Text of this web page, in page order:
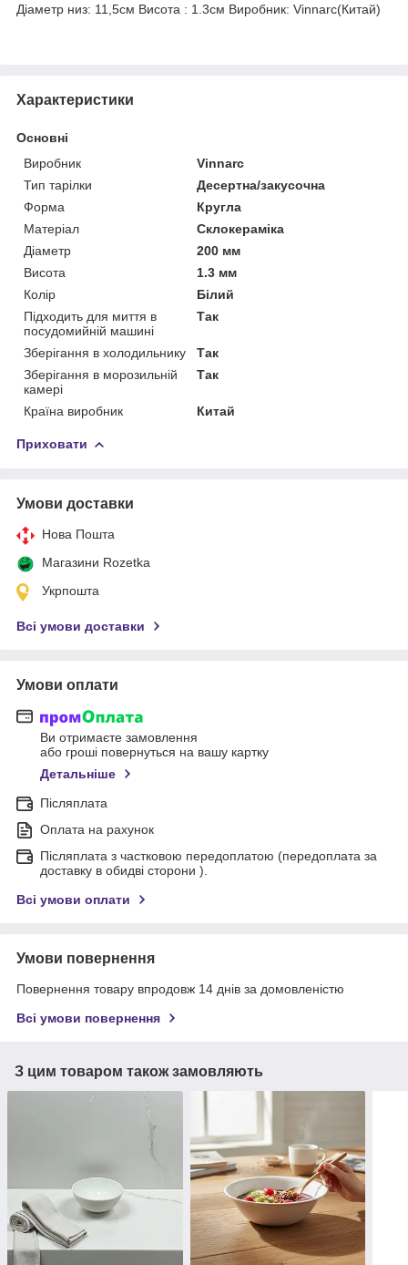
Діаметр низ: 11,5см Висота : 1.3см Виробник: Vinnarc(Китай)
Характеристики
Основні
Виробник
Vinnarc
Тип тарілки
Десертна/закусочна
Форма
Кругла
Матеріал
Склокераміка
Діаметр
200 мм
Висота
1.3 мм
Колір
Білий
Підходить для миття в
посудомийній машині
Так
Зберігання в холодильнику
Так
Зберігання в морозильній
камері
Так
Країна виробник Китай
Приховати
Умови доставки
Нова Пошта
Магазини Rozetka
Укрпошта
Всі умови доставки
Умови оплати
Ви отримаєте замовлення
або гроші повернуться на вашу картку
Детальніше
Післяплата
Оплата на рахунок
Післяплата з частковою передоплатою (передоплата за
доставку в обидві сторони ).
Всі умови оплати
Умови повернення
Повернення товару впродовж 14 днів за домовленістю
Всі умови повернення
З цим товаром також замовляють